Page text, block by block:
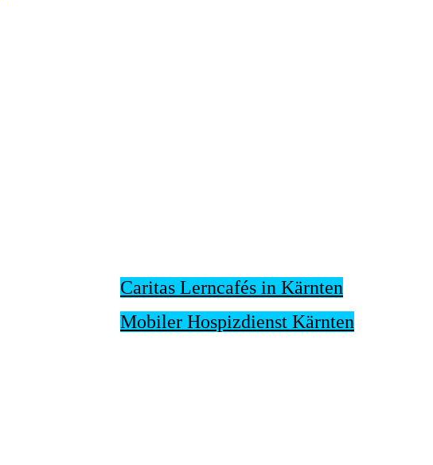
Caritas Lerncafés in Kärnten
Mobiler Hospizdienst Kärnten